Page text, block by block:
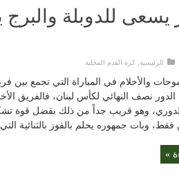
الرئيسية ,كرة القدم المحلية
والأحلام في المباراة التي تجمع
الدور نصف النهائي لكأس لبنان، فالفريق
وهو قريب جداً من ذلك بفضل قوة
وبات جمهوره يحلم بالفوز بالثنائية
»